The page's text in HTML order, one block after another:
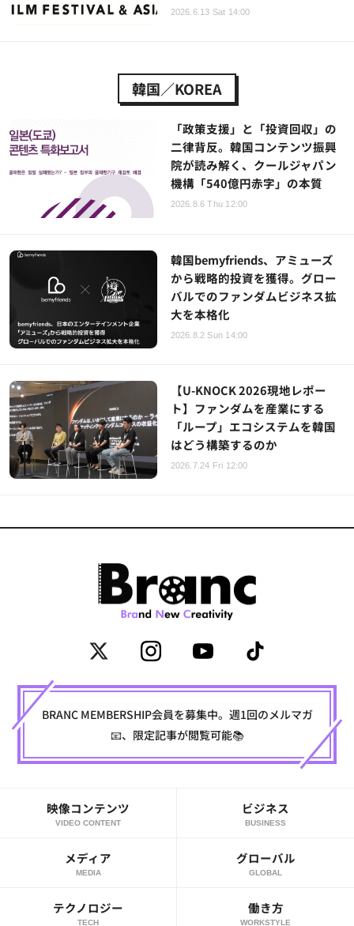
2026.6.13 Sat 14:00
韓国／KOREA
「政策支援」と「投資回収」の
二律背反。韓国コンテンツ振興
院が読み解く、クールジャパン
機構「540億円赤字」の本質
2026.8.6 Thu 12:00
韓国bemyfriends、アミューズ
から戦略的投資を獲得。グロー
バルでのファンダムビジネス拡
大を本格化
2026.8.2 Sun 14:00
【U-KNOCK 2026現地レポー
ト】ファンダムを産業にする
「ループ」エコシステムを韓国
はどう構築するのか
2026.7.24 Fri 12:00
BRANC MEMBERSHIP会員を募集中。週1回のメルマガ
📧、限定記事が閲覧可能📚
映像コンテンツ
VIDEO CONTENT
ビジネス
BUSINESS
メディア
MEDIA
グローバル
GLOBAL
テクノロジー
TECH
働き方
WORKSTYLE